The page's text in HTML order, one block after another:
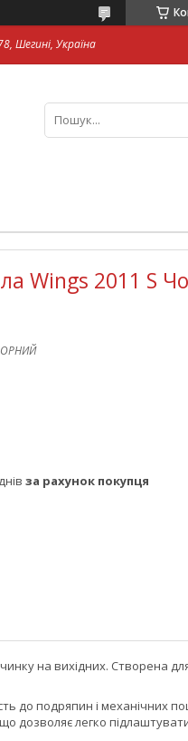
Шегині, Україна
Wings 2011 S
за рахунок покупця
на вихідних. Створена
до подряпин і
легко підлаштувати